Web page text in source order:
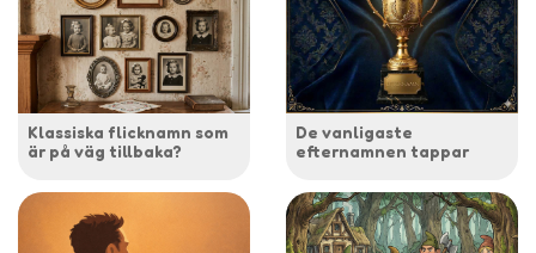
Klassiska flicknamn som
är på väg tillbaka?
De vanligaste
efternamnen tappar